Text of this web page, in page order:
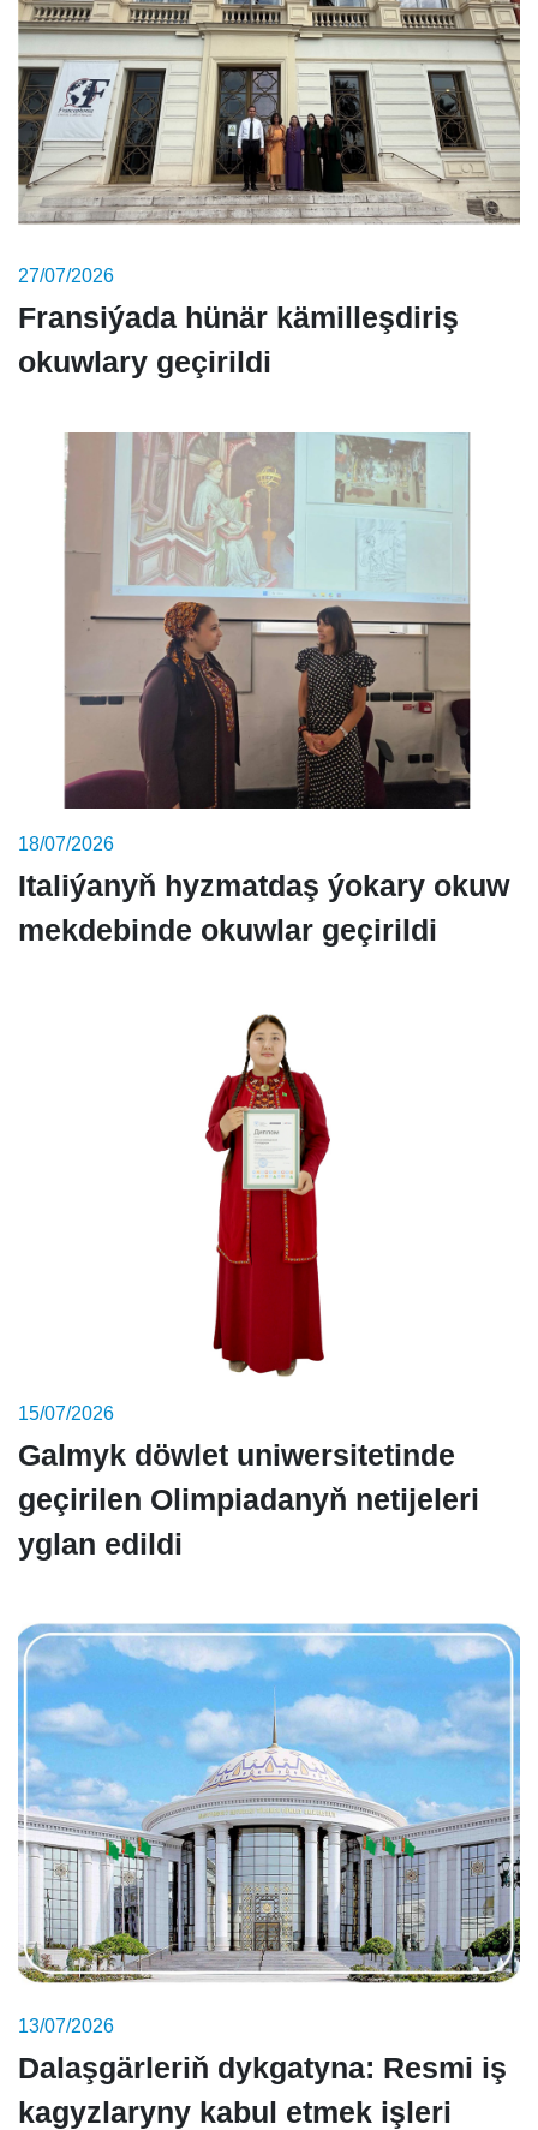
27/07/2026
Fransiýada hünär kämilleşdiriş
okuwlary geçirildi
18/07/2026
Italiýanyň hyzmatdaş ýokary okuw
mekdebinde okuwlar geçirildi
15/07/2026
Galmyk döwlet uniwersitetinde
geçirilen Olimpiadanyň netijeleri
yglan edildi
13/07/2026
Dalaşgärleriň dykgatyna: Resmi iş
kagyzlaryny kabul etmek işleri